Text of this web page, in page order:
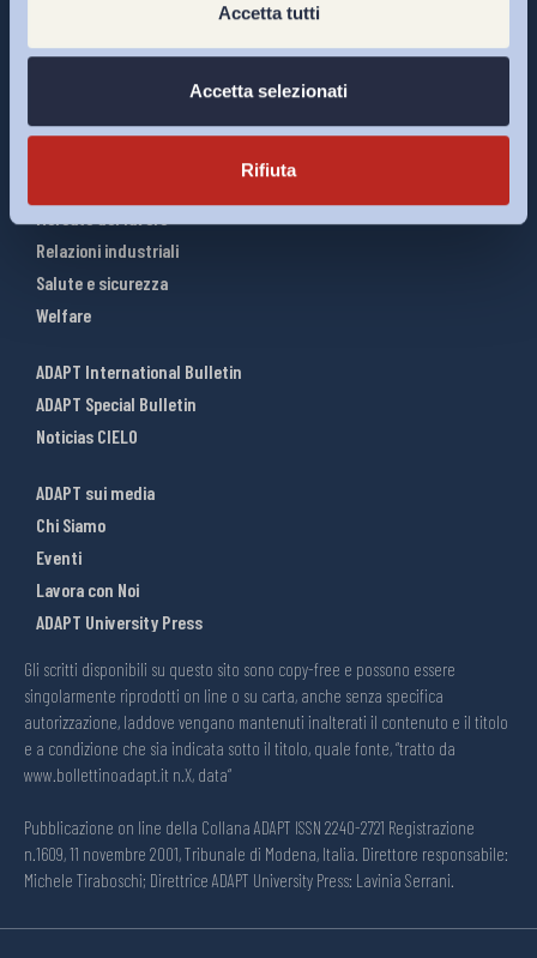
Accetta tutti
Accetta selezionati
Rifiuta
Interventi ADAPT
Relazioni industriali
Salute e sicurezza
Welfare
ADAPT International Bulletin
ADAPT Special Bulletin
Noticias CIELO
ADAPT sui media
Chi Siamo
Eventi
Lavora con Noi
ADAPT University Press
Gli scritti disponibili su questo sito sono copy-free e possono essere
singolarmente riprodotti on line o su carta, anche senza specifica
autorizzazione, laddove vengano mantenuti inalterati il contenuto e il titolo
e a condizione che sia indicata sotto il titolo, quale fonte, “tratto da
www.bollettinoadapt.it n.X, data“
Pubblicazione on line della Collana ADAPT ISSN 2240-2721 Registrazione
n.1609, 11 novembre 2001, Tribunale di Modena, Italia. Direttore responsabile:
Michele Tiraboschi; Direttrice ADAPT University Press: Lavinia Serrani.